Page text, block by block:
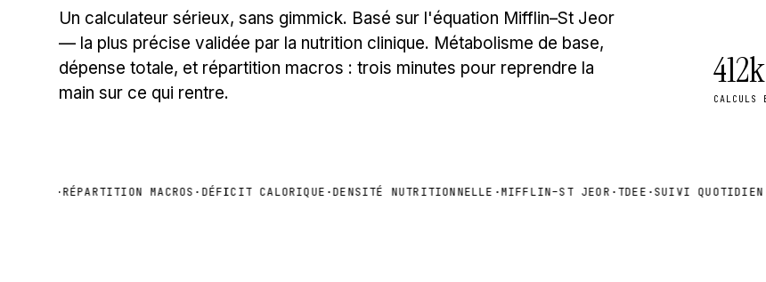
Un calculateur sérieux, sans gimmick. Basé sur l'équation Mifflin–St Jeor
— la plus précise validée par la nutrition clinique. Métabolisme de base,
dépense totale, et répartition macros : trois minutes pour reprendre la
main sur ce qui rentre.
412k
CALCULS
RÉPARTITION MACROS·DÉFICIT CALORIQUE·DENSITÉ NUTRITIONNELLE·MIFFLIN–ST JEOR·TDEE·SUIVI QUOTIDIEN·